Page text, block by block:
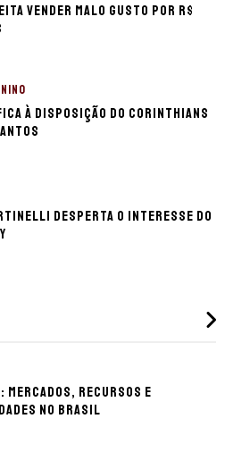
vender Malo Gusto por R$
à disposição do Corinthians
desperta o interesse do
mercados, recursos e
no Brasil